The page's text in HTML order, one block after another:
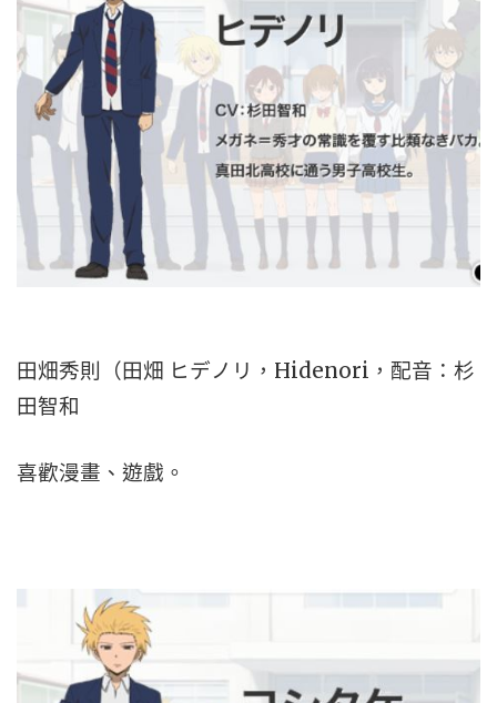
田畑秀則（田畑 ヒデノリ，Hidenori，配音：杉
田智和
喜歡漫畫、遊戲。